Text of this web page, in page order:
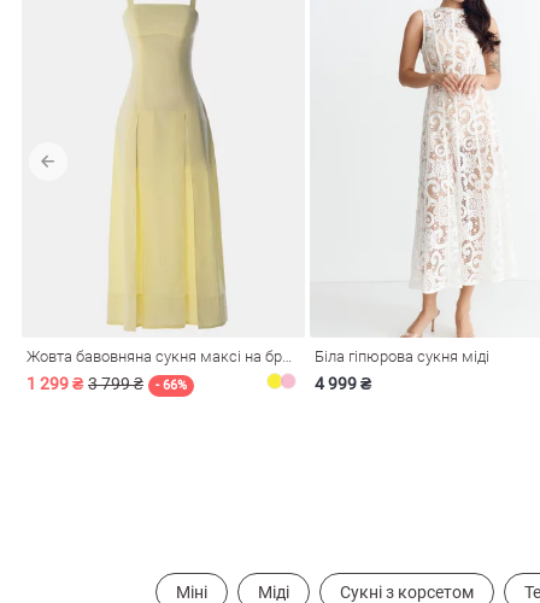
1 299 ₴ 3 799 ₴ - 66%
Біла гіпюрова сукня міді
4 999 ₴
Міні Міді Сукні з корсетом